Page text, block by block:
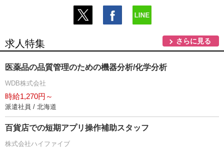
求人特集 さらに見る
医薬品の品質管理のための機器分析/化学分析
WDB株式会社
時給1,270円～
派遣社員 / 北海道
百貨店での短期アプリ操作補助スタッフ
株式会社ハイファイブ